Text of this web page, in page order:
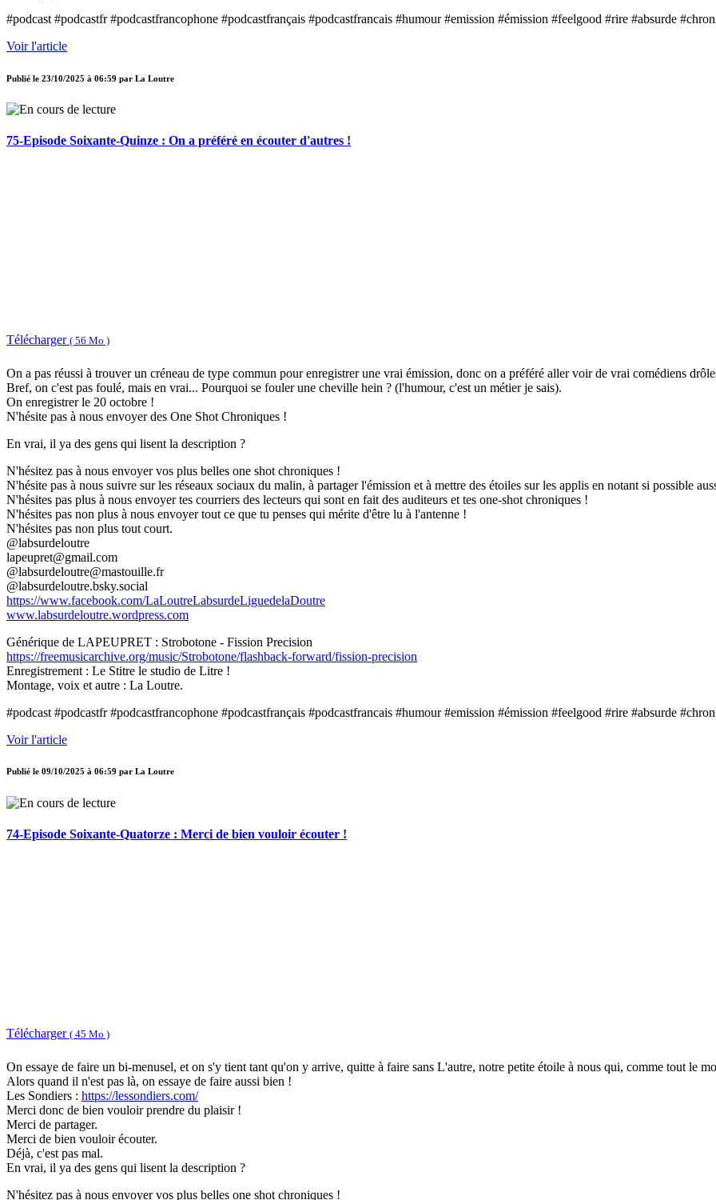
#podcast #podcastfr #podcastfrancophone #podcastfrançais #podcastfrancais #humour #emission #émission #feelgood #rire #absurde
Voir l'article
Publié le 23/10/2025 à 06:59 par La Loutre
75-Episode Soixante-Quinze : On a préféré en écouter d'autres !
Télécharger ( 56 Mo )
On a pas réussi à trouver un créneau de type commun pour enregistrer une vrai émission, donc on a préféré aller voir de vrai comédiens
Bref, on c'est pas foulé, mais en vrai... Pourquoi se fouler une cheville hein ? (l'humour, c'est un métier je sais).
On enregistrer le 20 octobre !
N'hésite pas à nous envoyer des One Shot Chroniques !
En vrai, il ya des gens qui lisent la description ?
N'hésitez pas à nous envoyer vos plus belles one shot chroniques !
N'hésite pas à nous suivre sur les réseaux sociaux du malin, à partager l'émission et à mettre des étoiles sur les applis en notant si possible
N'hésites pas plus à nous envoyer tes courriers des lecteurs qui sont en fait des auditeurs et tes one-shot chroniques !
N'hésites pas non plus à nous envoyer tout ce que tu penses qui mérite d'être lu à l'antenne !
N'hésites pas non plus tout court.
@labsurdeloutre
lapeupret@gmail.com
@labsurdeloutre@mastouille.fr
@labsurdeloutre.bsky.social
https://www.facebook.com/LaLoutreLabsurdeLiguedelaDoutre
www.labsurdeloutre.wordpress.com
Générique de LAPEUPRET : Strobotone - Fission Precision
https://freemusicarchive.org/music/Strobotone/flashback-forward/fission-precision
Enregistrement : Le Stitre le studio de Litre !
Montage, voix et autre : La Loutre.
#podcast #podcastfr #podcastfrancophone #podcastfrançais #podcastfrancais #humour #emission #émission #feelgood #rire #absurde
Voir l'article
Publié le 09/10/2025 à 06:59 par La Loutre
74-Episode Soixante-Quatorze : Merci de bien vouloir écouter !
Télécharger ( 45 Mo )
On essaye de faire un bi-menusel, et on s'y tient tant qu'on y arrive, quitte à faire sans L'autre, notre petite étoile à nous qui, comme tout le
Alors quand il n'est pas là, on essaye de faire aussi bien !
Les Sondiers : https://lessondiers.com/
Merci donc de bien vouloir prendre du plaisir !
Merci de partager.
Merci de bien vouloir écouter.
Déjà, c'est pas mal.
En vrai, il ya des gens qui lisent la description ?
N'hésitez pas à nous envoyer vos plus belles one shot chroniques !